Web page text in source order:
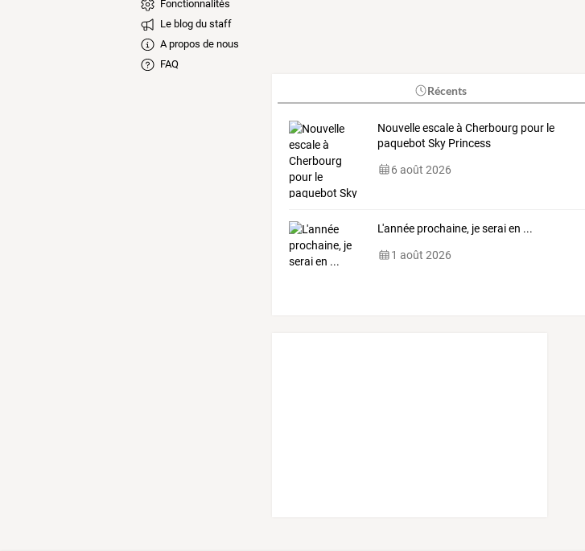
Fonctionnalités
Le blog du staff
A propos de nous
FAQ
Récents
Nouvelle escale à Cherbourg pour le
paquebot Sky Princess
6 août 2026
L'année prochaine, je serai en ...
1 août 2026